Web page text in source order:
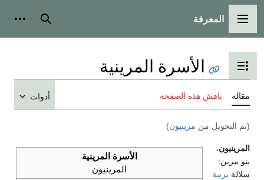
القائمة الرئيسية
المعرفة بحث
تبديل عرض جدول المحتويات
الأسرة المرينية
مقالة ناقش هذه الصفحة أدوات
(تم التحويل من مرينيون)
الأسرة المرينية
المرينيون
المرينيون،
بنو مرين:
سلالة بربية